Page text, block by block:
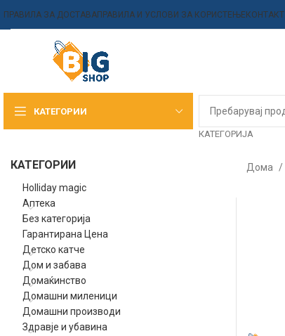
ПРАВИЛА ЗА ДОСТАВАПРАВИЛА И УСЛОВИ ЗА КОРИСТЕЊЕКОНТАКТ
КАТЕГОРИИ
КАТЕГОРИЈА
КАТЕГОРИИ
Holliday magic
Аптека
Без категорија
Гарантирана Цена
Детско катче
Дом и забава
Домаќинство
Домашни миленици
Домашни производи
Здравје и убавина
Дома